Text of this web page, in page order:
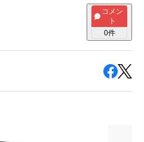
コメン
ト
0件